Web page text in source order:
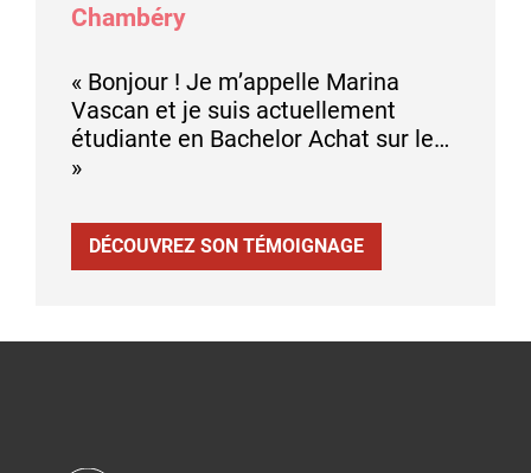
Chambéry
« Bonjour ! Je m’appelle Marina
Vascan et je suis actuellement
étudiante en Bachelor Achat sur le…
»
DÉCOUVREZ SON TÉMOIGNAGE